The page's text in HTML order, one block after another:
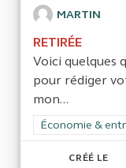
MARTIN
RETIRÉE
Voici quelques
pour rédiger
mon...
Filtrer les
Économie &
CRÉÉ LE